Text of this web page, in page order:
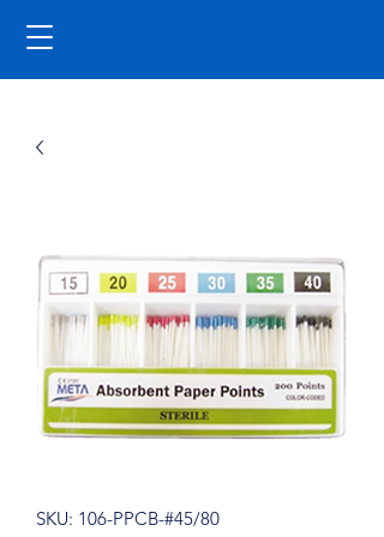
SKU: 106-PPCB-#45/80